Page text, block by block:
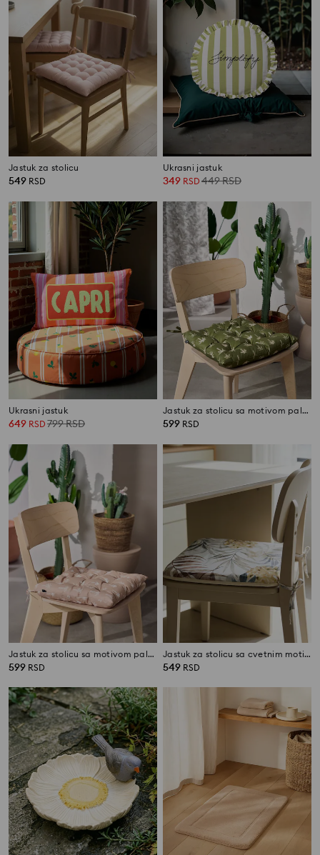
Jastuk za stolicu
549 RSD
Ukrasni jastuk
349 RSD 449RSD
Ukrasni jastuk
649 RSD 799RSD
Jastuk za stolicu sa motivom palmi
599 RSD
Jastuk za stolicu sa motivom palmi
599 RSD
Jastuk za stolicu sa cvetnim motivom
549 RSD